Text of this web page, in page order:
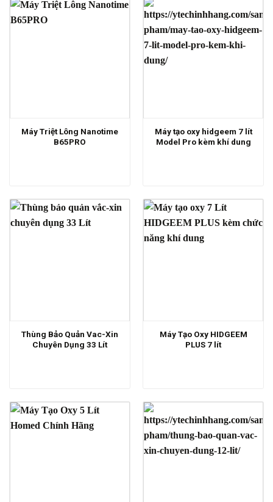
Máy Triệt Lông Nanotime
B65PRO
Máy tạo oxy hidgeem 7 lít
Model Pro kèm khí dung
Thùng Bảo Quản Vac-Xin
Chuyên Dụng 33 Lít
Máy Tạo Oxy HIDGEEM
PLUS 7 lít